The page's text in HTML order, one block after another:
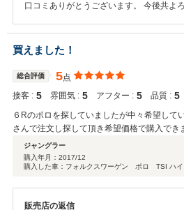
口コミありがとうございます。 今後共よ
買えました！
総合評価 5点
接客 : 5 雰囲気 : 5 アフター : 5 品質 : 5
６Rのポロを探していましたが中々希望して
さんで注文し探して頂き希望価格で購入でき
ジャングラー
購入年月： 2017/12
購入した車：フォルクスワーゲン ポロ TSI ハイ
販売店の返信